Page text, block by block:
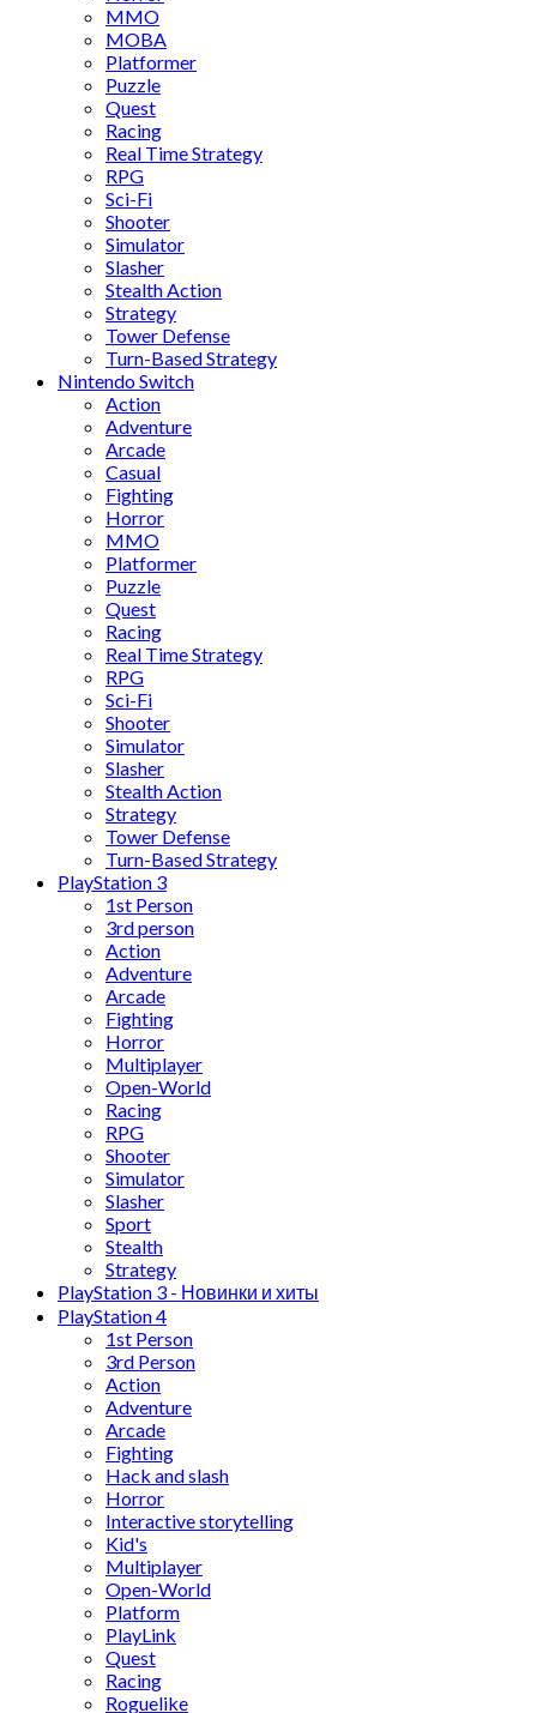
MMO
MOBA
Platformer
Puzzle
Quest
Racing
Real Time Strategy
RPG
Sci-Fi
Shooter
Simulator
Slasher
Stealth Action
Strategy
Tower Defense
Turn-Based Strategy
Nintendo Switch
Action
Adventure
Arcade
Casual
Fighting
Horror
MMO
Platformer
Puzzle
Quest
Racing
Real Time Strategy
RPG
Sci-Fi
Shooter
Simulator
Slasher
Stealth Action
Strategy
Tower Defense
Turn-Based Strategy
PlayStation 3
1st Person
3rd person
Action
Adventure
Arcade
Fighting
Horror
Multiplayer
Open-World
Racing
RPG
Shooter
Simulator
Slasher
Sport
Stealth
Strategy
PlayStation 3 - Новинки и хиты
PlayStation 4
1st Person
3rd Person
Action
Adventure
Arcade
Fighting
Hack and slash
Horror
Interactive storytelling
Kid's
Multiplayer
Open-World
Platform
PlayLink
Quest
Racing
Roguelike